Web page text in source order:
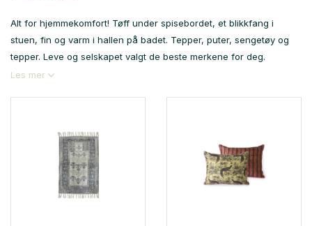
Alt for hjemmekomfort! Tøff under spisebordet, et blikkfang i
stuen, fin og varm i hallen på badet. Tepper, puter, sengetøy og
tepper. Leve og selskapet valgt de beste merkene for deg.
Les mer